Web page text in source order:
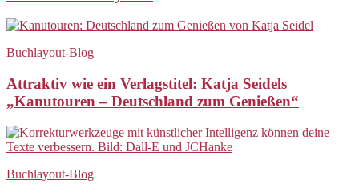
Buchlayout-Blog
Attraktiv wie ein Verlagstitel: Katja Seidels
„Kanutouren – Deutschland zum Genießen“
Buchlayout-Blog